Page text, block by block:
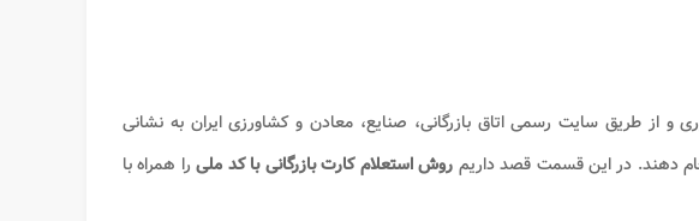
از طریق سایت رسمی اتاق بازرگانی، صنایع، معادن و کشاورزی ایران به نشانی
دهند. در این قسمت قصد داریم روش استعلام کارت بازرگانی با کد ملیرا همراه با